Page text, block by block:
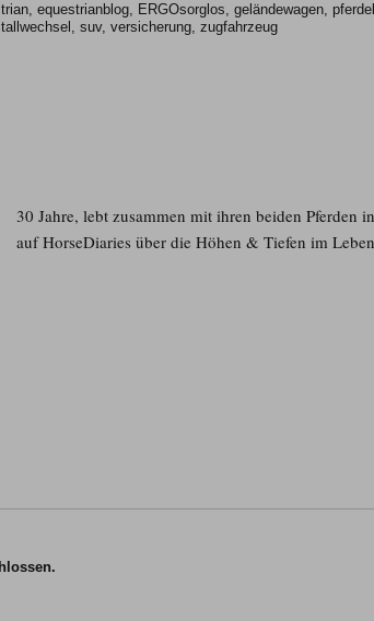
, equestrianblog, ERGOsorglos, geländewagen,
, suv, versicherung, zugfahrzeug
30 Jahre, lebt zusammen mit ihren beiden Pferden
auf HorseDiaries über die Höhen & Tiefen im